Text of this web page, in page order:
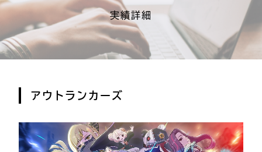
実績詳細
アウトランカーズ